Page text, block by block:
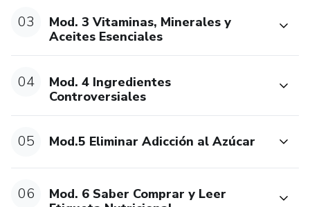
Cuando sabes exactamente qué comprar, qué cocinar y qué
la tranquilidad llega… y los cambios empiezan a notarse 🏡
lograr avances reales en el día a día.
03
Mod. 3 Vitaminas, Minerales y
Aceites Esenciales
04
Mod. 4 Ingredientes
Controversiales
05 Mod.5 Eliminar Adicción al Azúcar
06
Mod. 6 Saber Comprar y Leer